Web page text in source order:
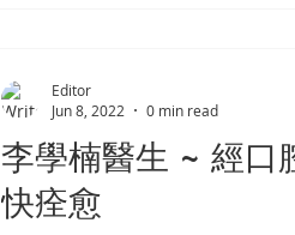
李學楠醫生 ~ 經口
快痊愈
Editor
Jun 8, 2022
0 min read